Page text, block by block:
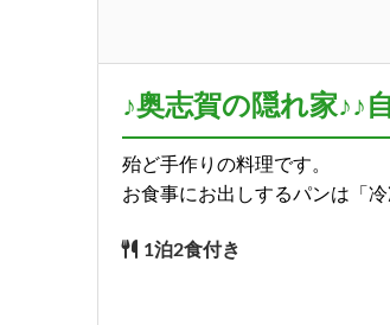
♪奥志賀の隠れ家♪♪
殆ど手作りの料理です。
お食事にお出しするパンは「
1泊2食付き